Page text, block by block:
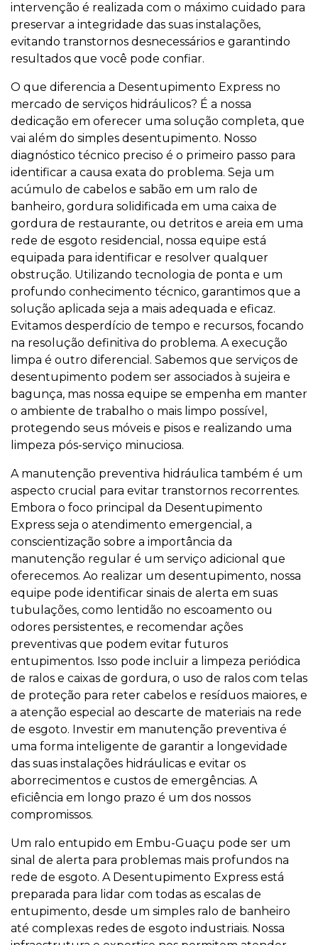
intervenção é realizada com o máximo cuidado para
preservar a integridade das suas instalações,
evitando transtornos desnecessários e garantindo
resultados que você pode confiar.
O que diferencia a Desentupimento Express no
mercado de serviços hidráulicos? É a nossa
dedicação em oferecer uma solução completa, que
vai além do simples desentupimento. Nosso
diagnóstico técnico preciso é o primeiro passo para
identificar a causa exata do problema. Seja um
acúmulo de cabelos e sabão em um ralo de
banheiro, gordura solidificada em uma caixa de
gordura de restaurante, ou detritos e areia em uma
rede de esgoto residencial, nossa equipe está
equipada para identificar e resolver qualquer
obstrução. Utilizando tecnologia de ponta e um
profundo conhecimento técnico, garantimos que a
solução aplicada seja a mais adequada e eficaz.
Evitamos desperdício de tempo e recursos, focando
na resolução definitiva do problema. A execução
limpa é outro diferencial. Sabemos que serviços de
desentupimento podem ser associados à sujeira e
bagunça, mas nossa equipe se empenha em manter
o ambiente de trabalho o mais limpo possível,
protegendo seus móveis e pisos e realizando uma
limpeza pós-serviço minuciosa.
A manutenção preventiva hidráulica também é um
aspecto crucial para evitar transtornos recorrentes.
Embora o foco principal da Desentupimento
Express seja o atendimento emergencial, a
conscientização sobre a importância da
manutenção regular é um serviço adicional que
oferecemos. Ao realizar um desentupimento, nossa
equipe pode identificar sinais de alerta em suas
tubulações, como lentidão no escoamento ou
odores persistentes, e recomendar ações
preventivas que podem evitar futuros
entupimentos. Isso pode incluir a limpeza periódica
de ralos e caixas de gordura, o uso de ralos com telas
de proteção para reter cabelos e resíduos maiores, e
a atenção especial ao descarte de materiais na rede
de esgoto. Investir em manutenção preventiva é
uma forma inteligente de garantir a longevidade
das suas instalações hidráulicas e evitar os
aborrecimentos e custos de emergências. A
eficiência em longo prazo é um dos nossos
compromissos.
Um ralo entupido em Embu-Guaçu pode ser um
sinal de alerta para problemas mais profundos na
rede de esgoto. A Desentupimento Express está
preparada para lidar com todas as escalas de
entupimento, desde um simples ralo de banheiro
até complexas redes de esgoto industriais. Nossa